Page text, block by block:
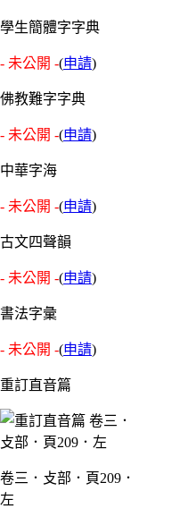
學生簡體字字典
- 未公開 -(申請)
佛教難字字典
- 未公開 -(申請)
中華字海
- 未公開 -(申請)
古文四聲韻
- 未公開 -(申請)
書法字彙
- 未公開 -(申請)
重訂直音篇
卷三．攴部．頁209．
左